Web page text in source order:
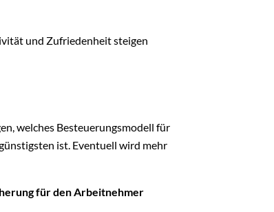
und Zufriedenheit steigen
welches Besteuerungsmodell für
ist. Eventuell wird mehr
für den Arbeitnehmer